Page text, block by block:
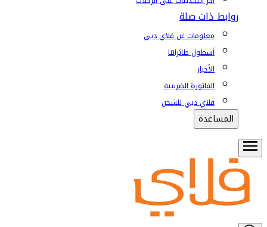
روابط ذات صلة
معلومات عن فلاي دبي
أسطول طائراتنا
الأخبار
الفاتورة الضريبية
فلاي دبي للشحن
المساعدة